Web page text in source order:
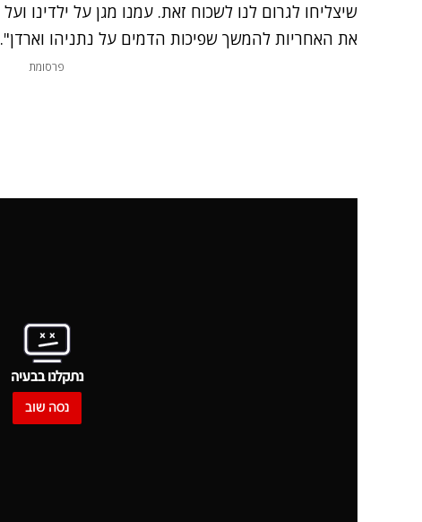
שיצליחו לגרום לנו לשכוח זאת. עמנו מגן על ילדינו
את האחריות להמשך שפיכות הדמים על נתניהו וארדן".
פרסומת
נתקלנו בבעיה
נסה שוב